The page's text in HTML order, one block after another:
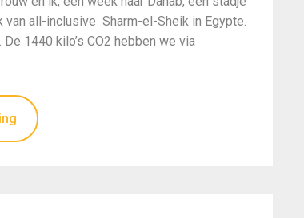
van all-inclusive Sharm-el-Sheik in Egypte.
1440 kilo’s CO2 hebben we via